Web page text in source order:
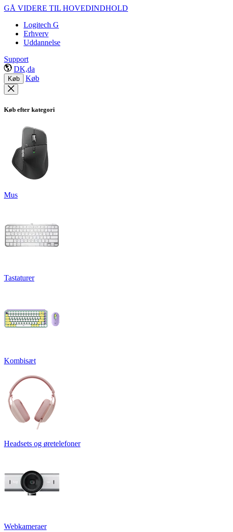
GÅ VIDERE TIL HOVEDINDHOLD
Logitech G
Erhverv
Uddannelse
Support
DK,da
Køb Køb
Køb efter kategori
Mus
Tastaturer
Kombisæt
Headsets og øretelefoner
Webkameraer